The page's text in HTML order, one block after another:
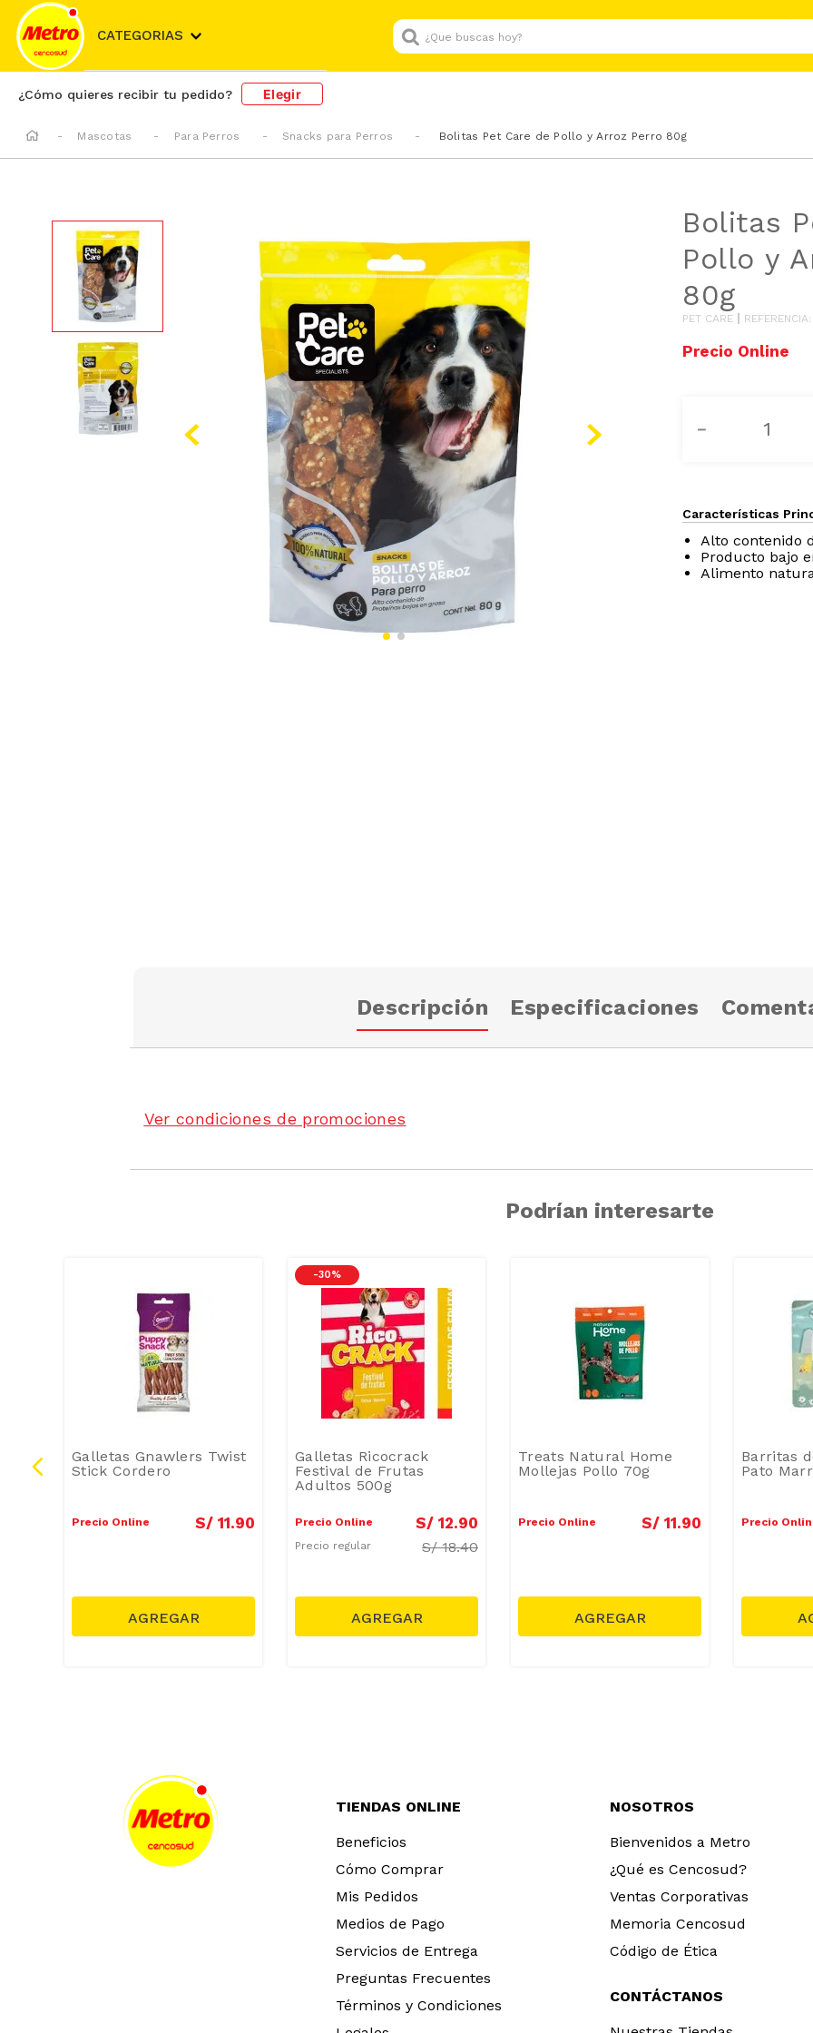
CATEGORIAS
¿Que buscas hoy?
¿Cómo quieres recibir tu pedido? Elegir
Mascotas Para Perros Snacks para Perros Bolitas Pet Care de Pollo y Arroz Perro 80g
Bolitas
Pollo y
80g
PET CARE REFERENCIA
－
Características
Alto contenido
Producto bajo
Alimento
Descripción Especificaciones
Ver condiciones de promociones
Podrían interesarte
Galletas Gnawlers Twist
Stick Cordero
Precio Online S/ 11.90
-30 %
Galletas Ricocrack
Festival de Frutas
Adultos 500g
Precio Online S/ 12.90
Precio regular S/18.40
Treats Natural Home
Mollejas Pollo 70g
Precio Online S/ 11.90
Barritas
Pato
Precio
TIENDAS ONLINE
Beneficios
Cómo Comprar
Mis Pedidos
Medios de Pago
Servicios de Entrega
Preguntas Frecuentes
Términos y Condiciones
NOSOTROS
Bienvenidos a Metro
¿Qué es Cencosud?
Ventas Corporativas
Memoria Cencosud
Código de Ética
CONTÁCTANOS